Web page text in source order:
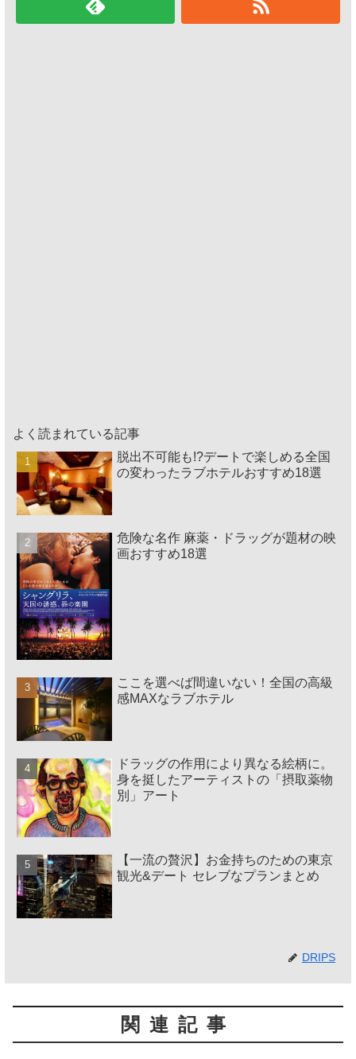
よく読まれている記事
脱出不可能も!?デートで楽しめる全国
の変わったラブホテルおすすめ18選
危険な名作 麻薬・ドラッグが題材の映
画おすすめ18選
ここを選べば間違いない！全国の高級
感MAXなラブホテル
ドラッグの作用により異なる絵柄に。
身を挺したアーティストの「摂取薬物
別」アート
【一流の贅沢】お金持ちのための東京
観光&デート セレブなプランまとめ
DRIPS
関連記事